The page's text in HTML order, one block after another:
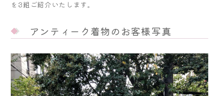
を3組ご紹介いたします。
アンティーク着物のお客様写真